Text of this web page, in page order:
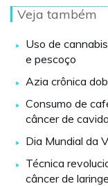
Veja também
Uso de
e pescoço
Azia crônica
Consumo de
câncer de
Dia Mundial da
Técnica
câncer de laringe